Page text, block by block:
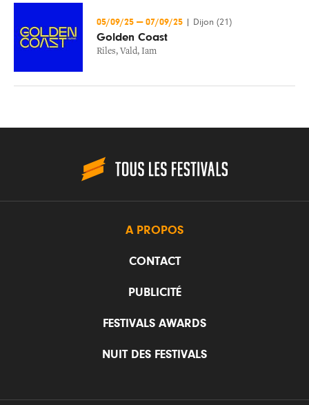
05/09/25 — 07/09/25 Dijon (21)
Golden Coast
Riles, Vald, Iam
A PROPOS
CONTACT
PUBLICITÉ
FESTIVALS AWARDS
NUIT DES FESTIVALS